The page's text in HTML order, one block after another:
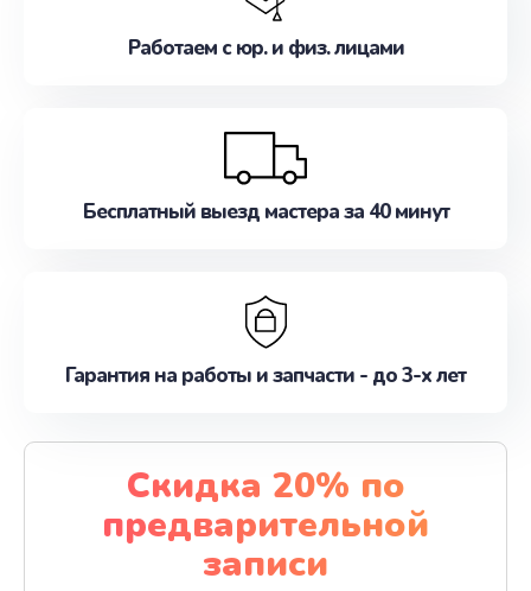
Работаем с юр. и физ. лицами
Бесплатный выезд мастера за 40 минут
Гарантия на работы и запчасти - до 3-х лет
Скидка 20% по
предварительной
записи